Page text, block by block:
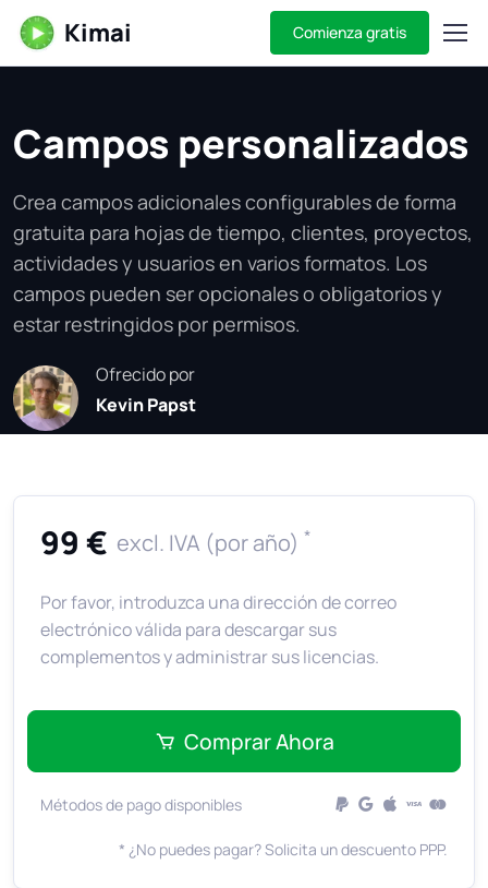
Kimai Comienza gratis
Campos personalizados
Crea campos adicionales configurables de forma
gratuita para hojas de tiempo, clientes, proyectos,
actividades y usuarios en varios formatos. Los
campos pueden ser opcionales o obligatorios y
estar restringidos por permisos.
Ofrecido por
Kevin Papst
99 € excl. IVA (por año) *
Por favor, introduzca una dirección de correo
electrónico válida para descargar sus
complementos y administrar sus licencias.
Comprar Ahora
Métodos de pago disponibles
* ¿No puedes pagar? Solicita un descuento PPP.